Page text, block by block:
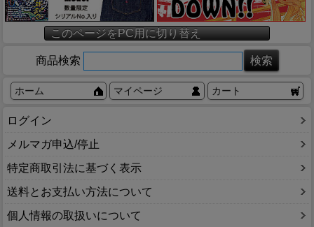
このページをPC用に切り替え
商品検索
ホーム マイページ カート
ログイン
メルマガ申込/停止
特定商取引法に基づく表示
送料とお支払い方法について
個人情報の取扱いについて